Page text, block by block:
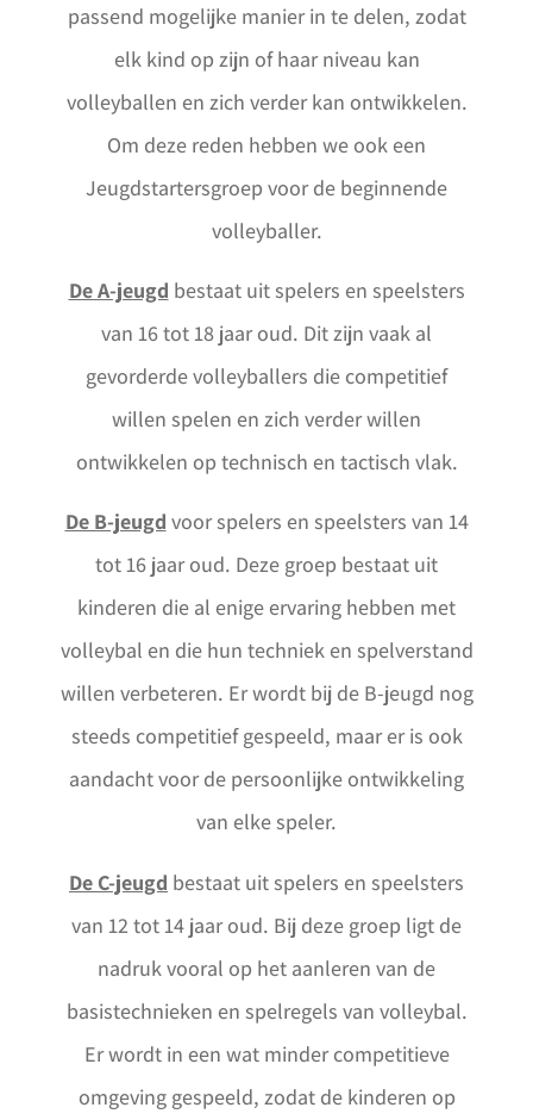
passend mogelijke manier in te delen, zodat
elk kind op zijn of haar niveau kan
volleyballen en zich verder kan ontwikkelen.
Om deze reden hebben we ook een
Jeugdstartersgroep voor de beginnende
volleyballer.
De A-jeugd bestaat uit spelers en speelsters
van 16 tot 18 jaar oud. Dit zijn vaak al
gevorderde volleyballers die competitief
willen spelen en zich verder willen
ontwikkelen op technisch en tactisch vlak.
De B-jeugd voor spelers en speelsters van 14
tot 16 jaar oud. Deze groep bestaat uit
kinderen die al enige ervaring hebben met
volleybal en die hun techniek en spelverstand
willen verbeteren. Er wordt bij de B-jeugd nog
steeds competitief gespeeld, maar er is ook
aandacht voor de persoonlijke ontwikkeling
van elke speler.
De C-jeugd bestaat uit spelers en speelsters
van 12 tot 14 jaar oud. Bij deze groep ligt de
nadruk vooral op het aanleren van de
basistechnieken en spelregels van volleybal.
Er wordt in een wat minder competitieve
omgeving gespeeld, zodat de kinderen op